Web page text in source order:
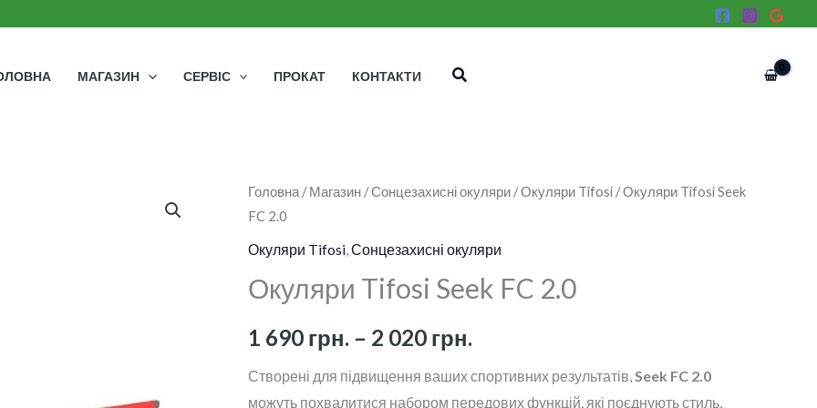
МАГАЗИН СЕРВІС ПРОКАТ КОНТАКТИ Пошук
Головна /Магазин /Сонцезахисні окуляри /Окуляри Tifosi / Окуляри Tifosi Seek
FC 2.0
Окуляри Tifosi Сонцезахисні окуляри
Окуляри Tifosi Seek FC 2.0
1 690 грн. – 2 020 грн.
Діапазон
від
до
Створені для підвищення ваших спортивних результатів, Seek FC 2.0
можуть похвалитися набором передових функцій, які поєднують стиль,
Окуляри
Tifosi
Seek
2.0